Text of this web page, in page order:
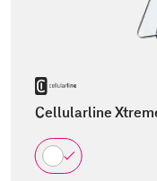
Cellularline